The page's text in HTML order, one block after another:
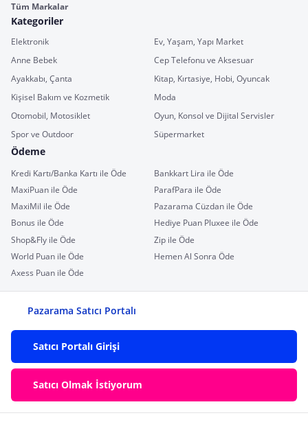
Tüm Markalar
Kategoriler
Elektronik
Ev, Yaşam, Yapı Market
Anne Bebek
Cep Telefonu ve Aksesuar
Ayakkabı, Çanta
Kitap, Kırtasiye, Hobi, Oyuncak
Kişisel Bakım ve Kozmetik
Moda
Otomobil, Motosiklet
Oyun, Konsol ve Dijital Servisler
Spor ve Outdoor
Süpermarket
Ödeme
Kredi Kartı/Banka Kartı ile Öde
Bankkart Lira ile Öde
MaxiPuan ile Öde
ParafPara ile Öde
MaxiMil ile Öde
Pazarama Cüzdan ile Öde
Bonus ile Öde
Hediye Puan Pluxee ile Öde
Shop&Fly ile Öde
Zip ile Öde
World Puan ile Öde
Hemen Al Sonra Öde
Axess Puan ile Öde
Pazarama Satıcı Portalı
Satıcı Portalı Girişi
Satıcı Olmak İstiyorum